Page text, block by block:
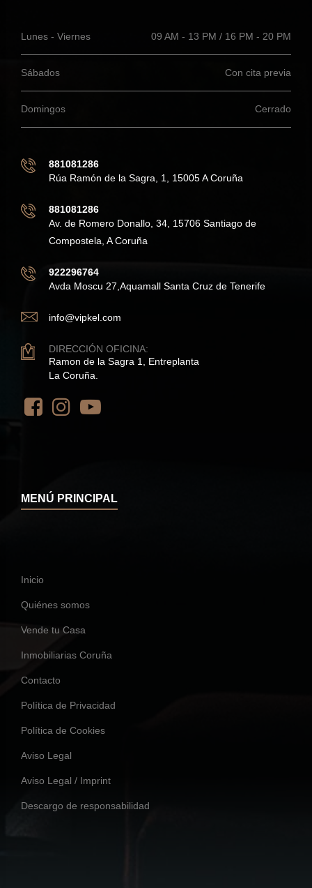
Lunes - Viernes 09 AM - 13 PM / 16 PM - 20 PM
Sábados Con cita previa
Domingos Cerrado
881081286
Rúa Ramón de la Sagra, 1, 15005 A Coruña
881081286
Av. de Romero Donallo, 34, 15706 Santiago de
Compostela, A Coruña
922296764
Avda Moscu 27,Aquamall Santa Cruz de Tenerife
info@vipkel.com
DIRECCIÓN OFICINA:
Ramon de la Sagra 1, Entreplanta
La Coruña.
MENÚ PRINCIPAL
Inicio
Quiénes somos
Vende tu Casa
Inmobiliarias Coruña
Contacto
Política de Privacidad
Política de Cookies
Aviso Legal
Aviso Legal / Imprint
Descargo de responsabilidad